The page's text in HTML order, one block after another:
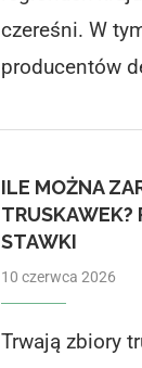
czereśni. W
producentów
ILE MOŻNA
TRUSKAWEK?
STAWKI
10 czerwca 2026
Trwają zbiory